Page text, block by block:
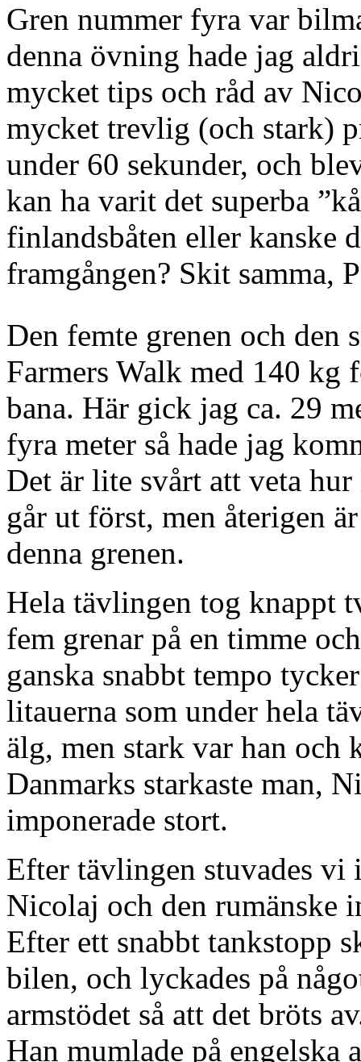
Gren nummer fyra var
denna övning hade jag
mycket tips och råd av
mycket trevlig (och stark)
under 60 sekunder, och
kan ha varit det superba
finlandsbåten eller kanske
framgången? Skit samma,
Den femte grenen och den
Farmers Walk med 140 kg
bana. Här gick jag ca. 29
fyra meter så hade jag
Det är lite svårt att veta
går ut först, men återigen
denna grenen.
Hela tävlingen tog knappt
fem grenar på en timme
ganska snabbt tempo
litauerna som under hela
älg, men stark var han och
Danmarks starkaste man,
imponerade stort.
Efter tävlingen stuvades
Nicolaj och den rumänske
Efter ett snabbt tankstopp
bilen, och lyckades på
armstödet så att det bröts
Han mumlade på engelska